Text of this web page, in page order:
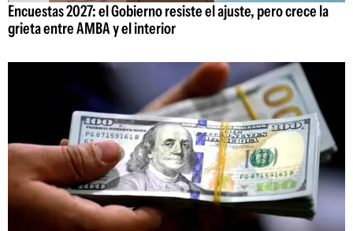
Encuestas 2027: el Gobierno resiste el ajuste, pero crece la
grieta entre AMBA y el interior